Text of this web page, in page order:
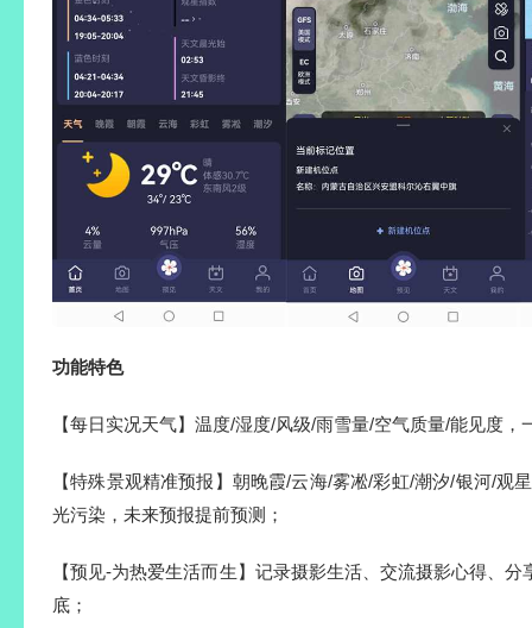
功能特色
【每日实况天气】温度/湿度/风级/雨雪量/空气质量/能见度，
【特殊景观精准预报】朝晚霞/云海/雾凇/彩虹/潮汐/银河/观
光污染，未来预报提前预测；
【预见-为热爱生活而生】记录摄影生活、交流摄影心得、
底；